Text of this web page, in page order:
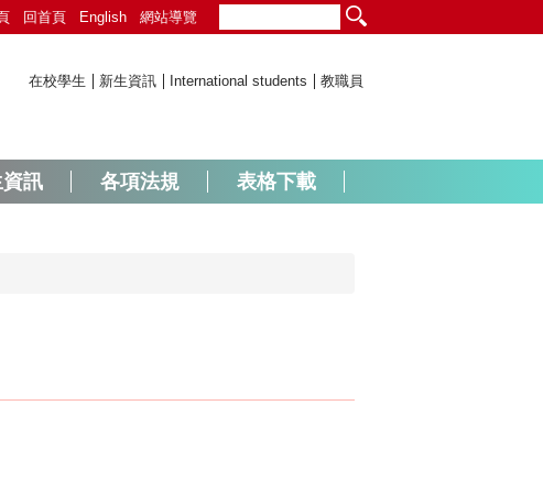
回首頁 English 網站導覽
在校學生 新生資訊 International students 教職員
訊 各項法規 表格下載